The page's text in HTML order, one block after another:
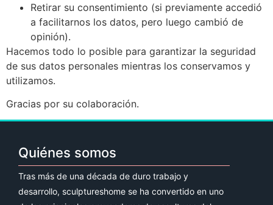
Retirar su consentimiento (si previamente accedió
a facilitarnos los datos, pero luego cambió de
opinión).
Hacemos todo lo posible para garantizar la seguridad
de sus datos personales mientras los conservamos y
utilizamos.
Gracias por su colaboración.
Quiénes somos
Tras más de una década de duro trabajo y
desarrollo, sculptureshome se ha convertido en uno